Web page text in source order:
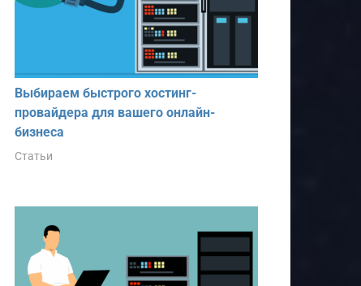
Выбираем быстрого хостинг-
провайдера для вашего онлайн-
бизнеса
Статьи